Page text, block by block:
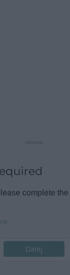
complete
Dalej